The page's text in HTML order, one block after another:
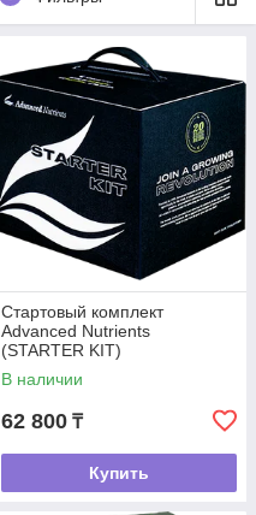
Стартовый комплект
Advanced Nutrients
(STARTER KIT)
В наличии
62 800 ₸
Купить